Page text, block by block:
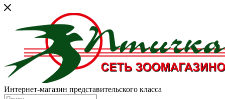
Интернет-магазин представительского класса